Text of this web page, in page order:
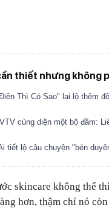
thiết nhưng không
Thì Có Sao" lại lộ thêm
cùng diện một bộ đầm:
tiết lộ câu chuyện "bén
skincare không thể
hơn, thậm chí nó